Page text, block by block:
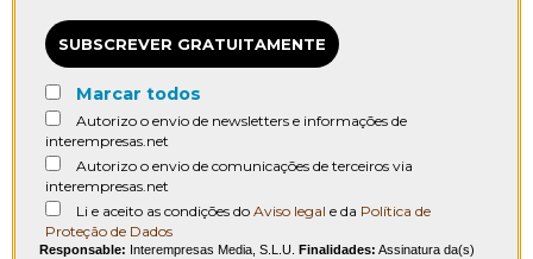
SUBSCREVER GRATUITAMENTE
Marcar todos
Autorizo o envio de newsletters e informações de
interempresas.net
Autorizo o envio de comunicações de terceiros via
interempresas.net
Li e aceito as condições do Aviso legal e da Política de
Proteção de Dados
Responsable: Interempresas Media, S.L.U. Finalidades: Assinatura da(s)